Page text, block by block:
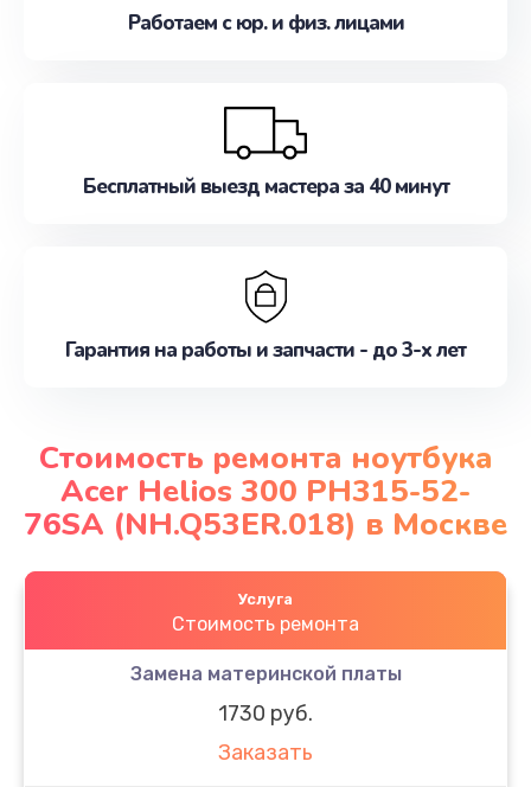
Работаем с юр. и физ. лицами
Бесплатный выезд мастера за 40 минут
Гарантия на работы и запчасти - до 3-х лет
Стоимость ремонта ноутбука
Acer Helios 300 PH315-52-
76SA (NH.Q53ER.018) в Москве
Услуга
Стоимость ремонта
Замена материнской платы
1730 руб.
Заказать